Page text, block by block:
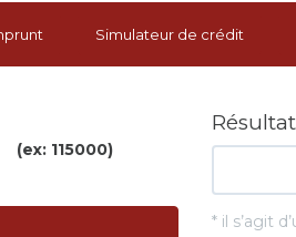
Simulateur de crédit